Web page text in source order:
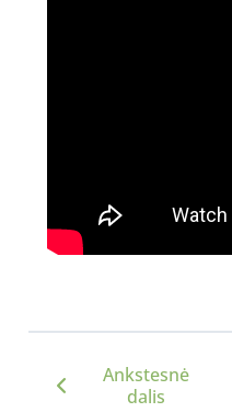
Ankstesnė
dalis